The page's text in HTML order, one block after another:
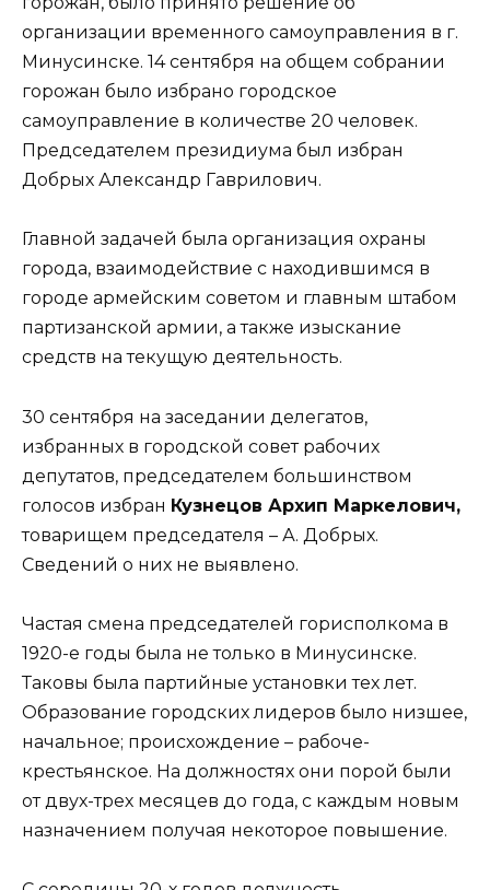
организации временного самоуправления в г.
Минусинске. 14 сентября на общем собрании
горожан было избрано городское
самоуправление в количестве 20 человек.
Председателем президиума был избран
Добрых Александр Гаврилович.
Главной задачей была организация охраны
города, взаимодействие с находившимся в
городе армейским советом и главным штабом
партизанской армии, а также изыскание
средств на текущую деятельность.
30 сентября на заседании делегатов,
избранных в городской совет рабочих
депутатов, председателем большинством
голосов избран Кузнецов Архип Маркелович,
товарищем председателя – А. Добрых.
Сведений о них не выявлено.
Частая смена председателей горисполкома в
1920-е годы была не только в Минусинске.
Таковы была партийные установки тех лет.
Образование городских лидеров было низшее,
начальное; происхождение – рабоче-
крестьянское. На должностях они порой были
от двух-трех месяцев до года, с каждым новым
назначением получая некоторое повышение.